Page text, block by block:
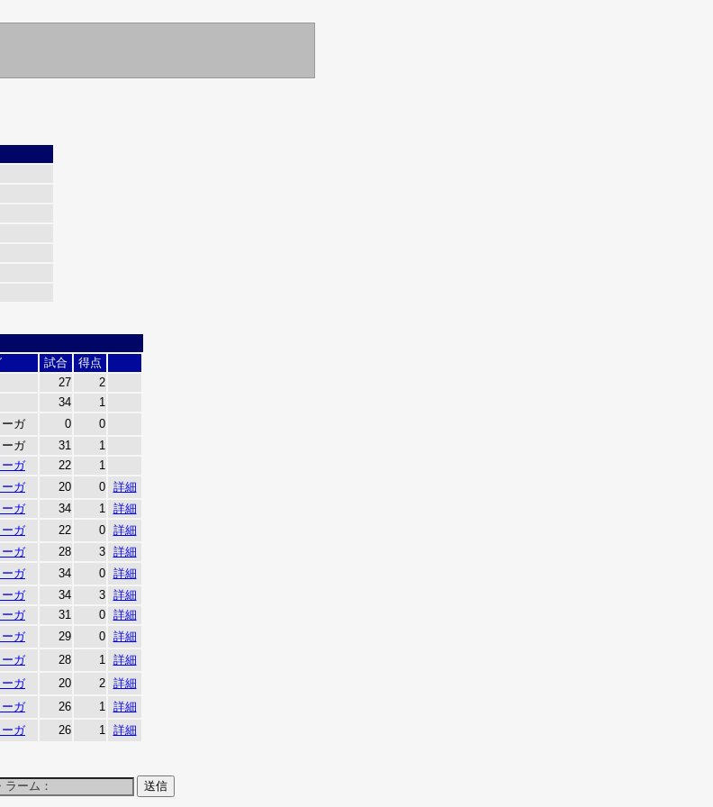
試合
得点
27
2
34
1
ガ 0
0
ガ 31
1
ガ 22
1
ガ 20 0 詳細
ガ 34 1 詳細
ガ 22 0 詳細
ガ 28 3 詳細
ガ 34 0 詳細
ガ 34 3 詳細
ガ 31 0 詳細
ガ 29 0 詳細
ガ 28 1 詳細
ガ 20 2 詳細
ガ 26 1 詳細
ガ 26 1 詳細